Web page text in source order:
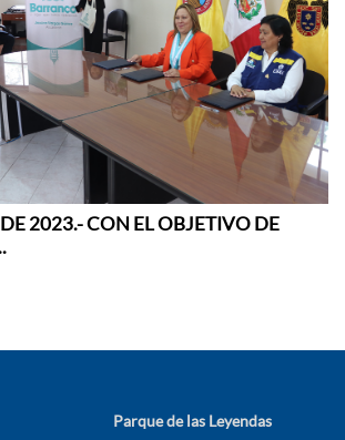
2023.- CON EL OBJETIVO DE
Parque de las Leyendas